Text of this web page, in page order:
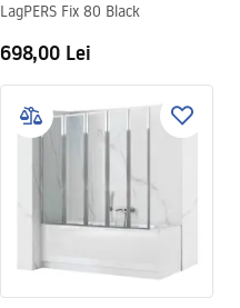
LagPERS Fix 80 Black
698,00 Lei